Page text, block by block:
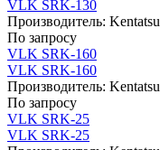
VLK SRK-130
Производитель: Kentatsu
По запросу
VLK SRK-160
VLK SRK-160
Производитель: Kentatsu
По запросу
VLK SRK-25
VLK SRK-25